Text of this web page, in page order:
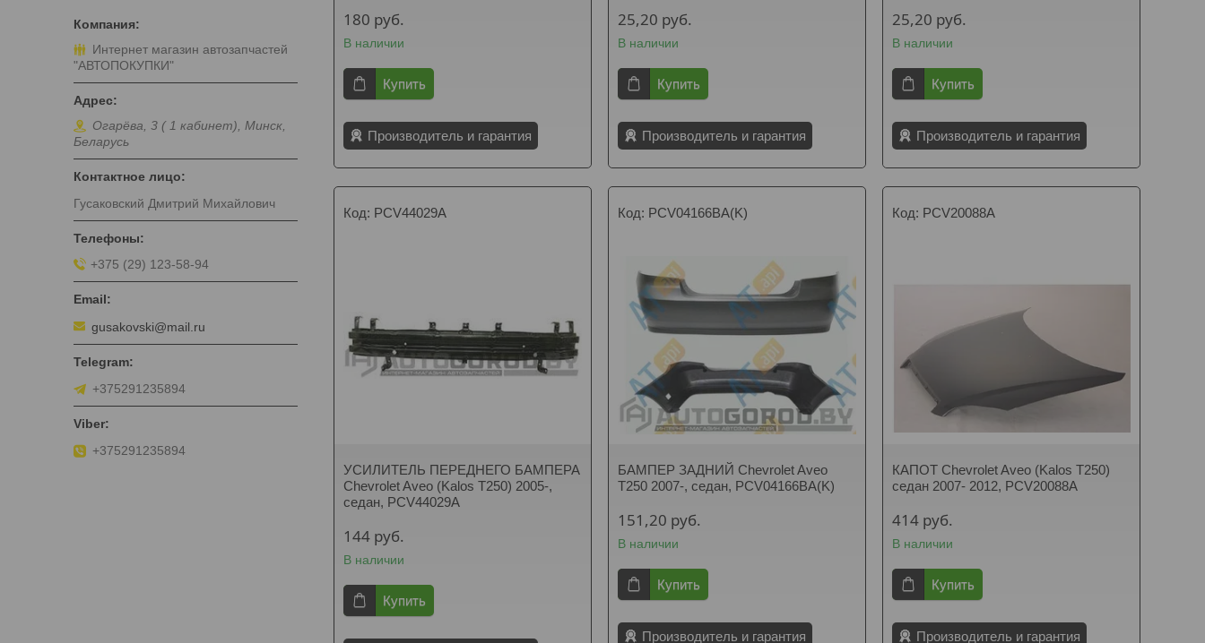
180 руб.
В наличии
Купить
Производитель и гарантия
25,20 руб.
В наличии
Купить
Производитель и гарантия
25,20 руб.
В наличии
Купить
Производитель и гарантия
PCV44029A
УСИЛИТЕЛЬ ПЕРЕДНЕГО БАМПЕРА
Chevrolet Aveo (Kalos T250) 2005-,
седан, PCV44029A
144 руб.
В наличии
Купить
PCV04166BA(K)
БАМПЕР ЗАДНИЙ Chevrolet Aveo
T250 2007-, седан, PCV04166BA(K)
151,20 руб.
В наличии
Купить
Производитель и гарантия
PCV20088A
КАПОТ Chevrolet Aveo (Kalos T250)
седан 2007- 2012, PCV20088A
414 руб.
В наличии
Купить
Производитель и гарантия
Интернет магазин автозапчастей
"АВТОПОКУПКИ"
Огарёва, 3 ( 1 кабинет), Минск,
Беларусь
Гусаковский Дмитрий Михайлович
+375 (29) 123-58-94
gusakovski@mail.ru
+375291235894
+375291235894